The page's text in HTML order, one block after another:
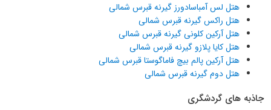
هتل لس آمباسادورز گیرنه قبرس شمالی
هتل راکس گیرنه قبرس شمالی
هتل آرکین کلونی گیرنه قبرس شمالی
هتل کایا پلازو گیرنه قبرس شمالی
هتل آرکین پالم بیچ فاماگوستا قبرس شمالی
هتل دوم گیرنه قبرس شمالی
جاذبه های گردشگری